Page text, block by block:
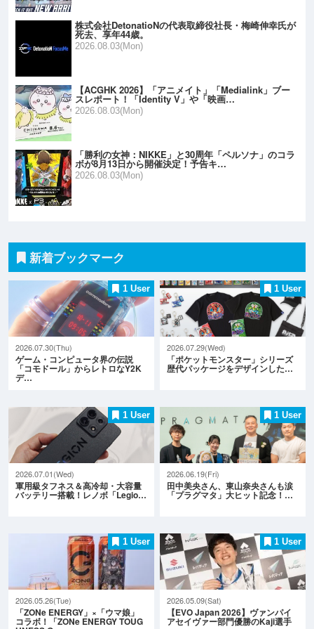
株式会社DetonatioNの代表取締役社長・梅崎伸幸氏が
死去、享年44歳。
2026.08.03(Mon)
【ACGHK 2026】「アニメイト」「Medialink」ブー
スレポート！「Identity V」や「映画…
2026.08.03(Mon)
「勝利の女神：NIKKE」と30周年「ペルソナ」のコラ
ボが8月13日から開催決定！予告キ…
2026.08.03(Mon)
新着ブックマーク
1 User
2026.07.30(Thu)
ゲーム・コンピュータ界の伝説
「コモドール」からレトロなY2K
デ…
1 User
2026.07.29(Wed)
「ポケットモンスター」シリーズ
歴代パッケージをデザインした…
1 User
2026.07.01(Wed)
軍用級タフネス＆高冷却・大容量
バッテリー搭載！レノボ「Legio…
1 User
2026.06.19(Fri)
田中美央さん、東山奈央さんも涙
「プラグマタ」大ヒット記念！…
1 User
2026.05.26(Tue)
「ZONe ENERGY」×「ウマ娘」
コラボ！「ZONe ENERGY TOUG
1 User
2026.05.09(Sat)
【EVO Japan 2026】ヴァンパイ
アセイヴァー部門優勝のKaji選手